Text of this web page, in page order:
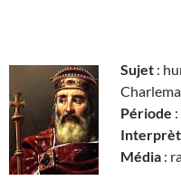
Sujet :
Période
Média :